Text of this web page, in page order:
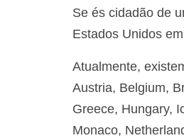
Se és cidadão de
Estados Unidos
Atualmente,
Austria, Belgium,
Greece, Hungary,
Monaco,